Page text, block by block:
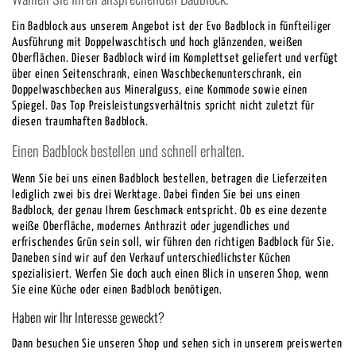
Ein Badblock aus unserem Angebot ist der Evo Badblock in fünfteiliger
Ausführung mit Doppelwaschtisch und hoch glänzenden, weißen
Oberflächen. Dieser Badblock wird im Komplettset geliefert und verfügt
über einen Seitenschrank, einen Waschbeckenunterschrank, ein
Doppelwaschbecken aus Mineralguss, eine Kommode sowie einen
Spiegel. Das Top Preisleistungsverhältnis spricht nicht zuletzt für
diesen traumhaften Badblock.
Einen Badblock bestellen und schnell erhalten.
Wenn Sie bei uns einen Badblock bestellen, betragen die Lieferzeiten
lediglich zwei bis drei Werktage. Dabei finden Sie bei uns einen
Badblock, der genau Ihrem Geschmack entspricht. Ob es eine dezente
weiße Oberfläche, modernes Anthrazit oder jugendliches und
erfrischendes Grün sein soll, wir führen den richtigen Badblock für Sie.
Daneben sind wir auf den Verkauf unterschiedlichster Küchen
spezialisiert. Werfen Sie doch auch einen Blick in unseren Shop, wenn
Sie eine Küche oder einen Badblock benötigen.
Haben wir Ihr Interesse geweckt?
Dann besuchen Sie unseren Shop und sehen sich in unserem preiswerten